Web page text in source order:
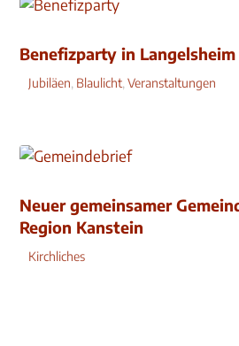
Benefizparty in Langelsheim
Jubiläen, Blaulicht,Veranstaltungen
Neuer gemeinsamer
Region Kanstein
Kirchliches